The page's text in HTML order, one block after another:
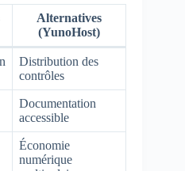
Alternatives
(YunoHost)
Distribution des
contrôles
Documentation
accessible
Économie
numérique